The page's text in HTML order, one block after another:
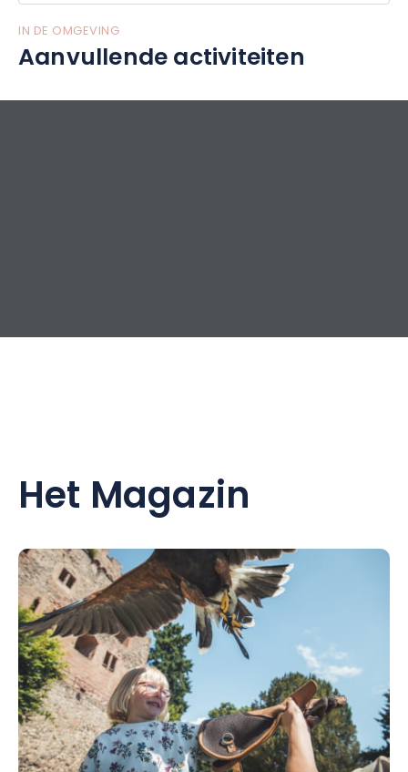
IN DE OMGEVING
Aanvullende activiteiten
Het Magazin